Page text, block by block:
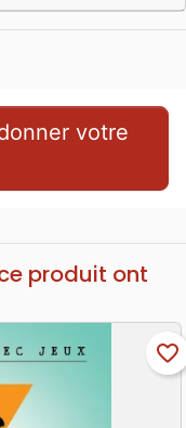
produit ont
favorite_border